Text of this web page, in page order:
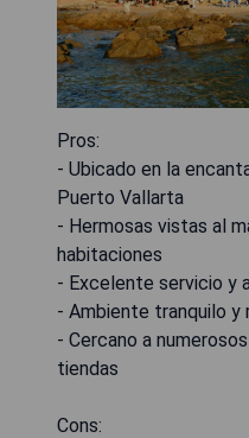
Pros:
- Ubicado en la
Puerto Vallarta
- Hermosas vistas al
habitaciones
- Excelente servicio y
- Ambiente tranquilo y
- Cercano a
tiendas
Cons: